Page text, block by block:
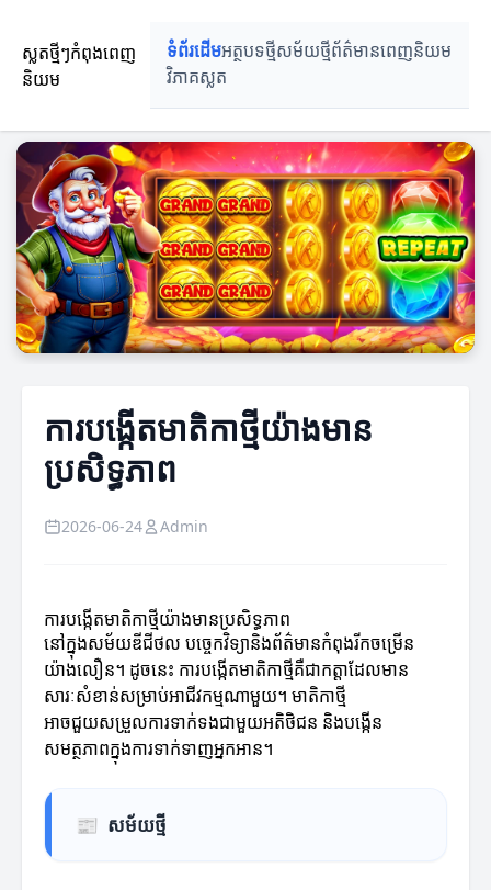
ស្លតថ្មីៗកំពុងពេញ
និយម
ទំព័រដើមអត្ថបទថ្មីសម័យថ្មីព័ត៌មានពេញនិយម
វិភាគស្លត
ការបង្កើតមាតិកាថ្មីយ៉ាងមាន
ប្រសិទ្ធភាព
2026-06-24 Admin
ការបង្កើតមាតិកាថ្មីយ៉ាងមានប្រសិទ្ធភាព
នៅក្នុងសម័យឌីជីថល បច្ចេកវិទ្យានិងព័ត៌មាន​កំពុង​រីកចម្រើន
យ៉ាងលឿន។ ដូចនេះ ការបង្កើតមាតិកាថ្មីគឺជាកត្តា​ដែលមាន
សារៈសំខាន់សម្រាប់អាជីវកម្មណាមួយ។ មាតិកាថ្មី
អាចជួយសម្រួលការទាក់ទងជាមួយអតិថិជន និងបង្កើន
សមត្ថភាពក្នុងការទាក់ទាញអ្នកអាន។
📰 សម័យថ្មី